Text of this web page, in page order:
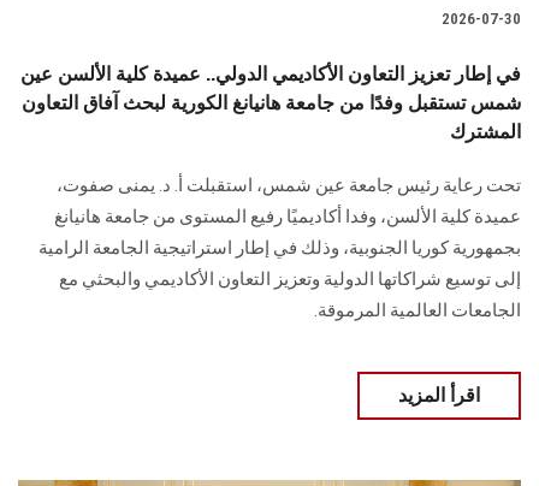
الموظفون
سجل الان
2026-07-30
في إطار تعزيز التعاون الأكاديمي الدولي.. عميدة كلية الألسن عين
شمس تستقبل وفدًا من جامعة هانيانغ الكورية لبحث آفاق التعاون
المشترك
تحت رعاية رئيس جامعة عين شمس، استقبلت أ. د. يمنى صفوت،
عميدة كلية الألسن، وفدا أكاديميًا رفيع المستوى من جامعة هانيانغ
بجمهورية كوريا الجنوبية، وذلك في إطار استراتيجية الجامعة الرامية
إلى توسيع شراكاتها الدولية وتعزيز التعاون الأكاديمي والبحثي مع
الجامعات العالمية المرموقة.
اقرأ المزيد